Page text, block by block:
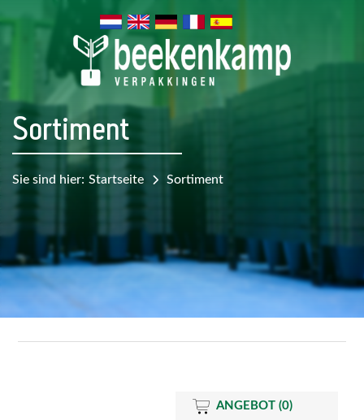
Sortiment
Sie sind hier: Startseite Sortiment
ANGEBOT (0)